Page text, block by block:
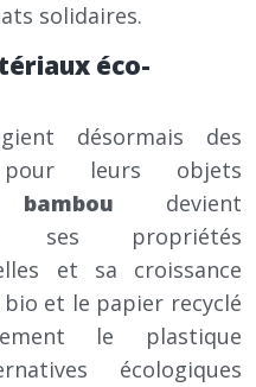
solidaires.
éco-
désormais des
pour leurs objets
bambou devient
ses propriétés
et sa croissance
et le papier recyclé
le plastique
écologiques